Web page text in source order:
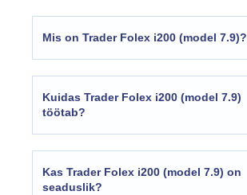
Mis on Trader Folex i200 (model 7.9)?
Kuidas Trader Folex i200 (model 7.9)
töötab?
Kas Trader Folex i200 (model 7.9) on
seaduslik?